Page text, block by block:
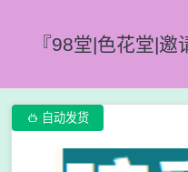
『98堂|色花堂|邀
 自动发货